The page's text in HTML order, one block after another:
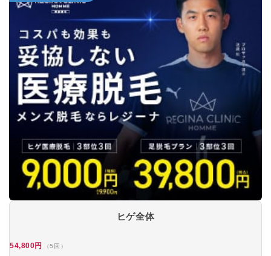
ヒゲ全体
54,800円 （5回）